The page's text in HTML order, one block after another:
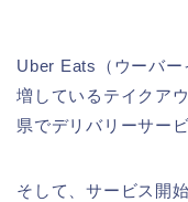
Uber Eats（ウーバー
増しているテイクア
県でデリバリーサー
そして、サービス開